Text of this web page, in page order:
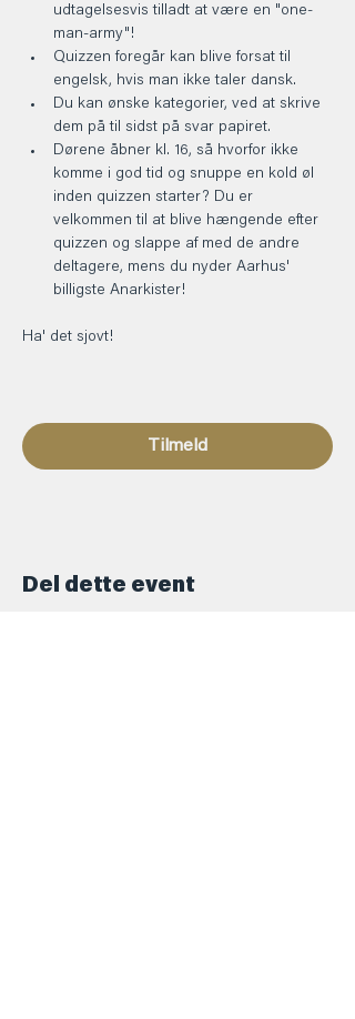
udtagelsesvis tilladt at være en "one-
man-army"!
Quizzen foregår kan blive forsat til
engelsk, hvis man ikke taler dansk.
Du kan ønske kategorier, ved at skrive
dem på til sidst på svar papiret.
Dørene åbner kl. 16, så hvorfor ikke
komme i god tid og snuppe en kold øl
inden quizzen starter? Du er
velkommen til at blive hængende efter
quizzen og slappe af med de andre
deltagere, mens du nyder Aarhus'
billigste Anarkister!
Ha' det sjovt!
Tilmeld
Del dette event